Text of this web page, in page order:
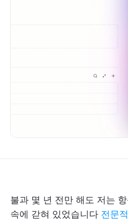
불과 몇 년 전만 해도 저는
속에 갇혀 있었습니다 전문